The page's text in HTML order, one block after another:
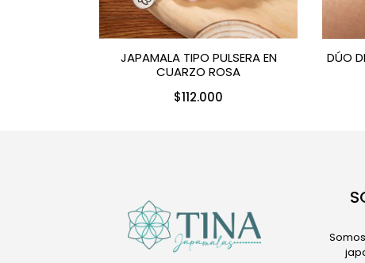
JAPAMALA TIPO PULSERA EN
CUARZO ROSA
$112.000
DÚO